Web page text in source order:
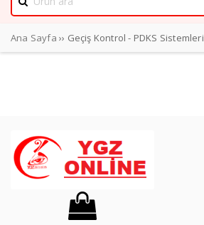
Ana Sayfa ›› Geçiş Kontrol - PDKS Sistemleri